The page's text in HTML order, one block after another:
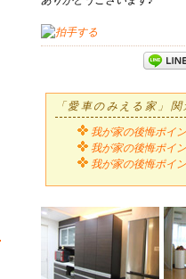
「愛車のみえる家」
我が家の後悔ポイ
我が家の後悔ポイ
我が家の後悔ポイ